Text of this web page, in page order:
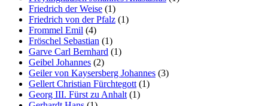
Friedrich der Weise (1)
Friedrich von der Pfalz (1)
Frommel Emil (4)
Fröschel Sebastian (1)
Garve Carl Bernhard (1)
Geibel Johannes (2)
Geiler von Kaysersberg Johannes (3)
Gellert Christian Fürchtegott (1)
Georg III. Fürst zu Anhalt (1)